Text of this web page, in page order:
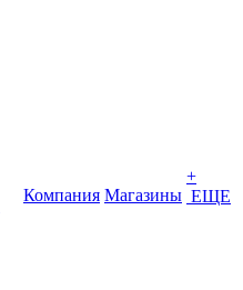
Компания Магазины
+
ЕЩЕ